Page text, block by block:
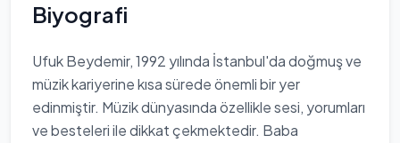
Biyografi
Ufuk Beydemir, 1992 yılında İstanbul'da doğmuş ve
müzik kariyerine kısa sürede önemli bir yer
edinmiştir. Müzik dünyasında özellikle sesi, yorumları
ve besteleri ile dikkat çekmektedir. Baba